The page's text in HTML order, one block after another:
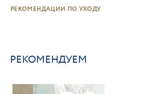
РЕКОМЕНДАЦИИ ПО УХОДУ
РЕКОМЕНДУЕМ